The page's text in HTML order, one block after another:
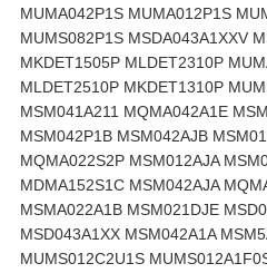
MUMA042P1S MUMA012P1S
MUMS082P1S MSDA043A1XXV
MKDET1505P MLDET2310P
MLDET2510P MKDET1310P
MSM041A211 MQMA042A1E
MSM042P1B MSM042AJB
MQMA022S2P MSM012AJA
MDMA152S1C MSM042AJA
MSMA022A1B MSM021DJE
MSD043A1XX MSM042A1A
MUMS012C2U1S